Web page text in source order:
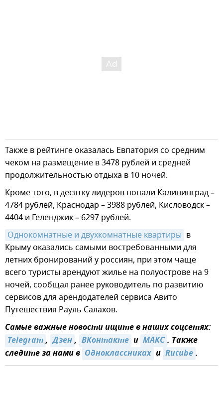
Также в рейтинге оказалась Евпатория со средним
чеком на размещение в 3478 рублей и средней
продолжительностью отдыха в 10 ночей.
Кроме того, в десятку лидеров попали Калининград –
4784 рублей, Краснодар – 3988 рублей, Кисловодск –
4404 и Геленджик – 6297 рублей.
Однокомнатные и двухкомнатные квартиры в
Крыму оказались самыми востребованными для
летних бронирований у россиян, при этом чаще
всего туристы арендуют жилье на полуострове на 9
ночей, сообщал ранее руководитель по развитию
сервисов для арендодателей сервиса Авито
Путешествия Рауль Салахов.
Самые важные новости ищите в наших соцсетях:
Telegram, Дзен, ВКонтакте и MAКС. Также
следите за нами в Одноклассниках и Rutube.